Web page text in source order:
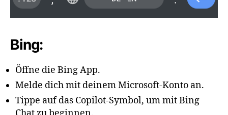
Bing:
Öffne die Bing App.
Melde dich mit deinem Microsoft-Konto an.
Tippe auf das Copilot-Symbol, um mit Bing